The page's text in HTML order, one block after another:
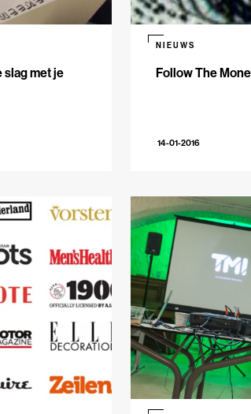
slag met je
Follow The
NIEUWS
14-01-2016